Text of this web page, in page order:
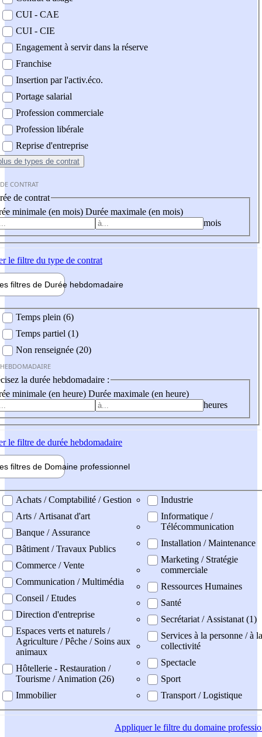
CUI - CAE
CUI - CIE
Engagement à servir dans la réserve
Franchise
Insertion par l'activ.éco.
Portage salarial
Profession commerciale
Profession libérale
Reprise d'entreprise
de types de contrat
CONTRAT
de contrat
minimale (en mois) Durée maximale (en mois)
mois
le filtre du type de contrat
filtres de Durée hebdomadaire
Temps plein (6)
Temps partiel (1)
Non renseignée (20)
la durée hebdomadaire :
minimale (en heure) Durée maximale (en heure)
heures
le filtre de durée hebdomadaire
filtres de Domaine professionnel
professionel
Achats / Comptabilité / Gestion
Arts / Artisanat d'art
Banque / Assurance
Bâtiment / Travaux Publics
Commerce / Vente
Communication / Multimédia
Conseil / Etudes
Direction d'entreprise
Espaces verts et naturels /
Agriculture / Pêche / Soins aux
animaux
Hôtellerie - Restauration /
Tourisme / Animation (26)
Immobilier
Industrie
Informatique /
Télécommunication
Installation / Maintenance
Marketing / Stratégie
commerciale
Ressources Humaines
Santé
Secrétariat / Assistanat (1)
Services à la personne / à la
collectivité
Spectacle
Sport
Transport / Logistique
Appliquerle filtre du domaine